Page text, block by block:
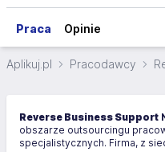
Praca Opinie
Aplikuj.pl Pracodawcy
Reverse Business Support
obszarze outsourcingu
specjalistycznych. Firma, z